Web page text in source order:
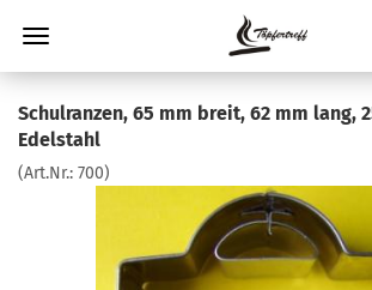
Schulranzen, 65 mm breit, 62 mm lang,
Edelstahl
(Art.Nr.: 700)